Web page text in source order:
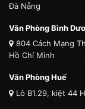
Đà Nẵng
Văn Phòng Bình
804 Cách Mạng
Hồ Chí Minh
Văn Phòng Huế
Lô B1.29, kiệt 44